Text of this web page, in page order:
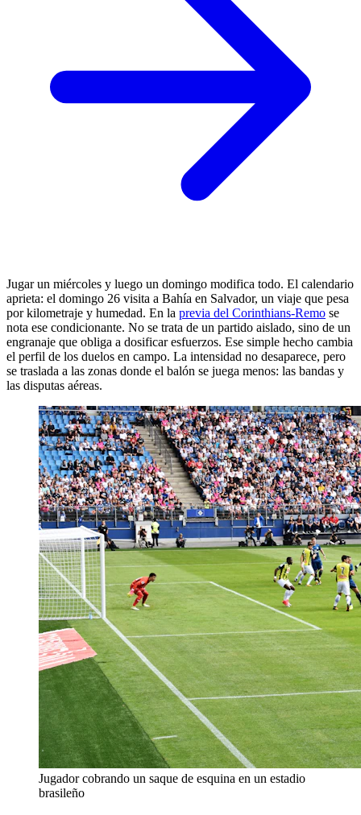
Jugar un miércoles y luego un domingo modifica todo. El calendario
aprieta: el domingo 26 visita a Bahía en Salvador, un viaje que pesa
por kilometraje y humedad. En la previa del Corinthians-Remo se
nota ese condicionante. No se trata de un partido aislado, sino de un
engranaje que obliga a dosificar esfuerzos. Ese simple hecho cambia
el perfil de los duelos en campo. La intensidad no desaparece, pero
se traslada a las zonas donde el balón se juega menos: las bandas y
las disputas aéreas.
Jugador cobrando un saque de esquina en un estadio
brasileño